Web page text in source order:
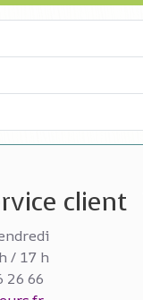
client
/ 17 h
26 66